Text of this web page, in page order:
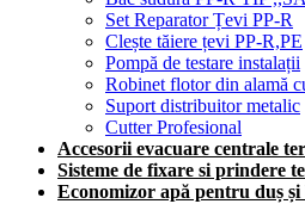
Set Reparator Țevi PP-R
Clește tăiere țevi PP-R,PE
Pompă de testare instalații
Robinet flotor din alamă
Suport distribuitor metalic
Cutter Profesional
Accesorii evacuare centrale
Sisteme de fixare si prindere
Economizor apă pentru duș și